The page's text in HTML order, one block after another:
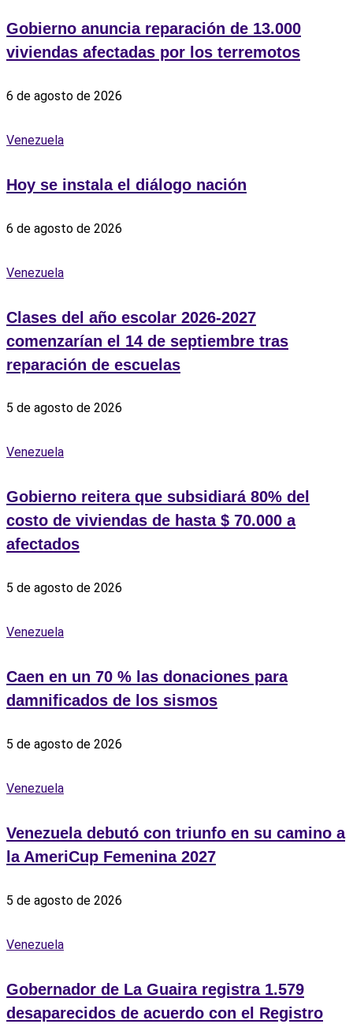
Gobierno anuncia reparación de 13.000
viviendas afectadas por los terremotos
6 de agosto de 2026
Venezuela
Hoy se instala el diálogo nación
6 de agosto de 2026
Venezuela
Clases del año escolar 2026-2027
comenzarían el 14 de septiembre tras
reparación de escuelas
5 de agosto de 2026
Venezuela
Gobierno reitera que subsidiará 80% del
costo de viviendas de hasta $ 70.000 a
afectados
5 de agosto de 2026
Venezuela
Caen en un 70 % las donaciones para
damnificados de los sismos
5 de agosto de 2026
Venezuela
Venezuela debutó con triunfo en su camino a
la AmeriCup Femenina 2027
5 de agosto de 2026
Venezuela
Gobernador de La Guaira registra 1.579
desaparecidos de acuerdo con el Registro